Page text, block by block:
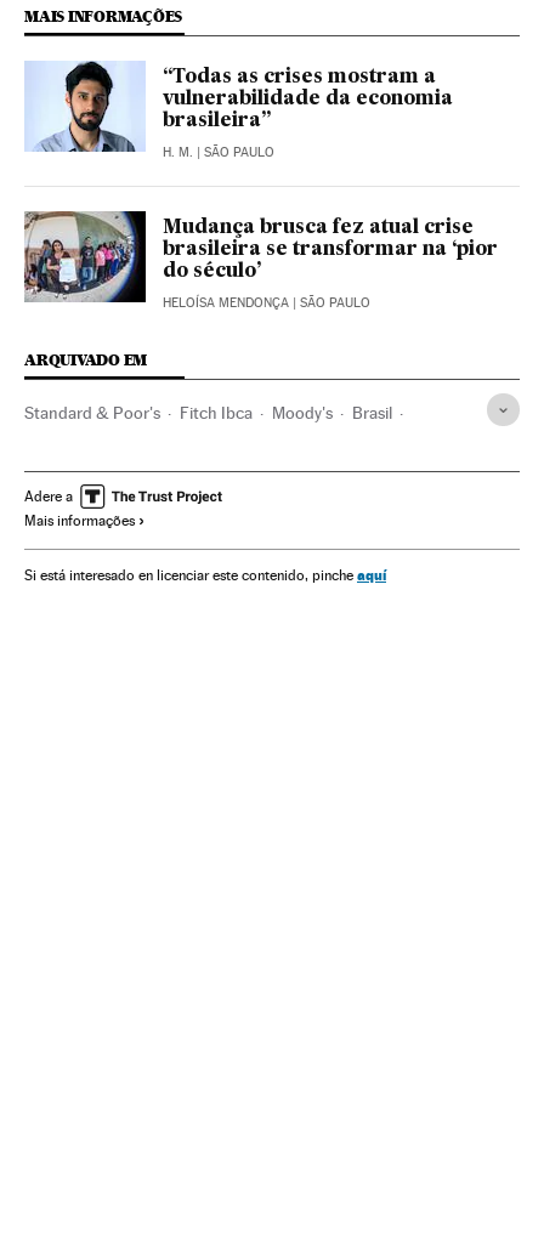
MAIS INFORMAÇÕES
“Todas as crises mostram a
vulnerabilidade da economia
brasileira”
H. M. | SÃO PAULO
Mudança brusca fez atual crise
brasileira se transformar na ‘pior
do século’
HELOÍSA MENDONÇA | SÃO PAULO
ARQUIVADO EM
Standard & Poor's Fitch Ibca Moody's Brasil
Economia
Adere a
Mais informações
Si está interesado en licenciar este contenido, pinche aquí